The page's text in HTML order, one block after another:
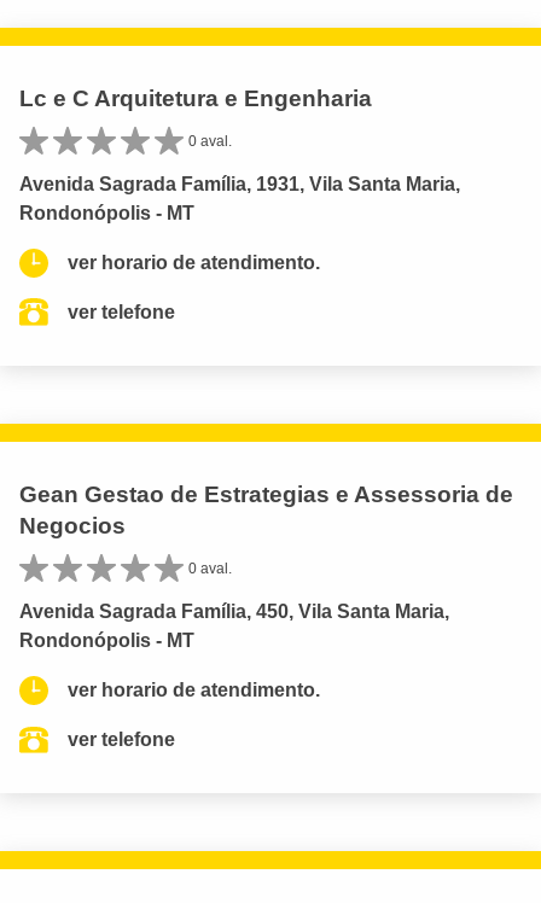
Lc e C Arquitetura e Engenharia
0 aval.
Avenida Sagrada Família, 1931, Vila Santa Maria,
Rondonópolis - MT
ver horario de atendimento.
ver telefone
Gean Gestao de Estrategias e Assessoria de
Negocios
0 aval.
Avenida Sagrada Família, 450, Vila Santa Maria,
Rondonópolis - MT
ver horario de atendimento.
ver telefone